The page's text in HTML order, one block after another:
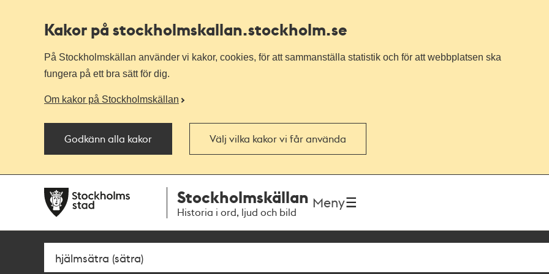
Kakor på stockholmskallan.stockholm.se
På Stockholmskällan använder vi kakor, cookies, för att sammanställa statistik och för att webbplatsen ska
fungera på ett bra sätt för dig.
Om kakor på Stockholmskällan
Godkänn alla kakor Välj vilka kakor vi får använda
navigationen
huvudinnehållet
Stockholmskällan
Historia i ord, ljud och bild
Meny
Sök